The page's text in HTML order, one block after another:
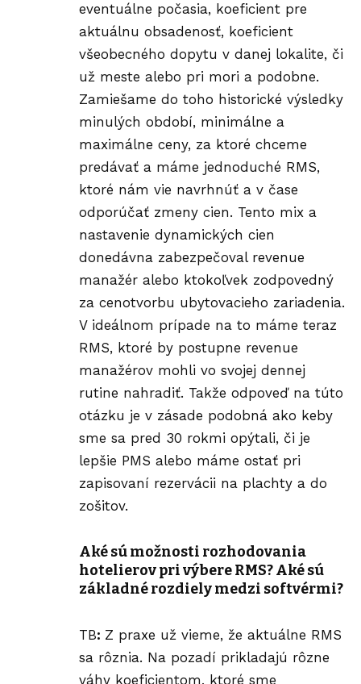
eventuálne počasia, koeficient pre
aktuálnu obsadenosť, koeficient
všeobecného dopytu v danej lokalite, či
už meste alebo pri mori a podobne.
Zamiešame do toho historické výsledky
minulých období, minimálne a
maximálne ceny, za ktoré chceme
predávať a máme jednoduché RMS,
ktoré nám vie navrhnúť a v čase
odporúčať zmeny cien. Tento mix a
nastavenie dynamických cien
donedávna zabezpečoval revenue
manažér alebo ktokoľvek zodpovedný
za cenotvorbu ubytovacieho zariadenia.
V ideálnom prípade na to máme teraz
RMS, ktoré by postupne revenue
manažérov mohli vo svojej dennej
rutine nahradiť. Takže odpoveď na túto
otázku je v zásade podobná ako keby
sme sa pred 30 rokmi opýtali, či je
lepšie PMS alebo máme ostať pri
zapisovaní rezervácii na plachty a do
zošitov.
Aké sú možnosti rozhodovania
hotelierov pri výbere RMS? Aké sú
základné rozdiely medzi softvérmi?
TB: Z praxe už vieme, že aktuálne RMS
sa rôznia. Na pozadí prikladajú rôzne
váhy koeficientom, ktoré sme